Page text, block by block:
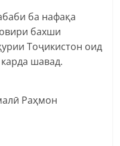
ба нафақа
бахши
Тоҷикистон оид
шавад.
Раҳмон